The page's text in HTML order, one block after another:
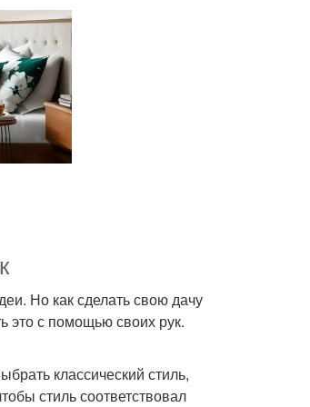
Но как сделать свою дачу
это с помощью своих рук.
классический стиль,
стиль соответствовал